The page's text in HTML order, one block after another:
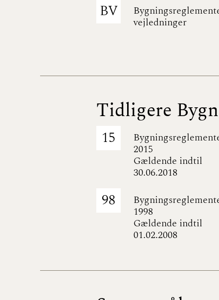
BV
vejledninger
Tidligere
15
2015
Gældende indtil
30.06.2018
98
1998
Gældende indtil
01.02.2008